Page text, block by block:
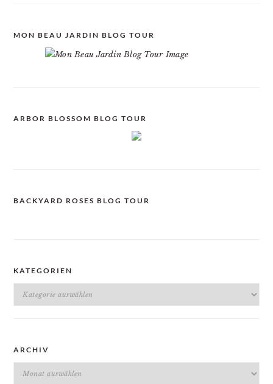
MON BEAU JARDIN BLOG TOUR
ARBOR BLOSSOM BLOG TOUR
BACKYARD ROSES BLOG TOUR
KATEGORIEN
Kategorien
ARCHIV
Archiv